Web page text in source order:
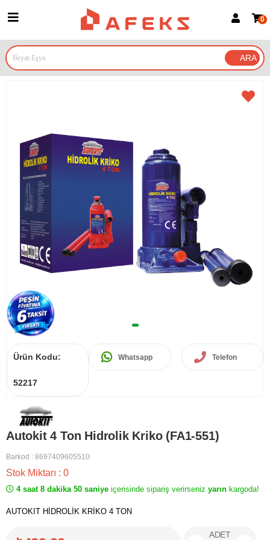
Google İle Bağlan
0
Ürün Kodu:
52217
Whatsapp Telefon
Autokit 4 Ton Hidrolik Kriko (FA1-551)
Barkod : 8697409605510
Stok Miktarı : 0
4 saat 8 dakika 50 saniye içerisinde sipariş verirseniz yarın kargoda!
AUTOKIT HİDROLİK KRİKO 4 TON
ADET